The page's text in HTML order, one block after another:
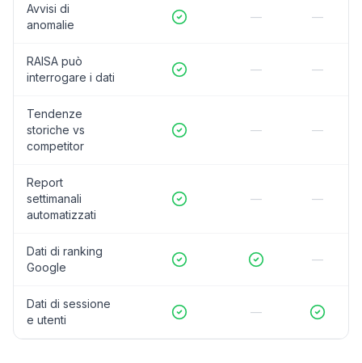
Avvisi di
anomalie
— —
RAISA può
interrogare i dati
— —
Tendenze
storiche vs
competitor
— —
Report
settimanali
automatizzati
— —
Dati di ranking
Google
—
Dati di sessione
e utenti
—